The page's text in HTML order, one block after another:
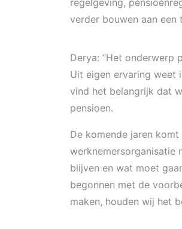
regelgeving,
verder bouwen aan een
Derya: “Het onderwerp
Uit eigen ervaring weet
vind het belangrijk dat
pensioen.
De komende jaren
werknemersorganisatie
blijven en wat moet
begonnen met de
maken, houden wij het